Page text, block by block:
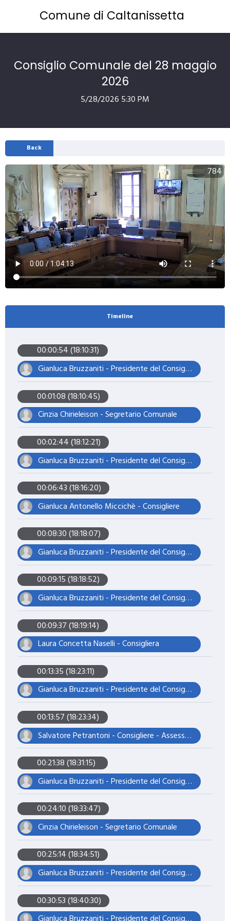
Comune di Caltanissetta
Consiglio Comunale del 28 maggio
2026
5/28/2026 5:30 PM
Back
784
Timeline
00:00:54 (18:10:31)
Gianluca Bruzzaniti - Presidente del Consiglio
00:01:08 (18:10:45)
Cinzia Chirieleison - Segretario Comunale
00:02:44 (18:12:21)
Gianluca Bruzzaniti - Presidente del Consiglio
00:06:43 (18:16:20)
Gianluca Antonello Miccichè - Consigliere
00:08:30 (18:18:07)
Gianluca Bruzzaniti - Presidente del Consiglio
00:09:15 (18:18:52)
Gianluca Bruzzaniti - Presidente del Consiglio
00:09:37 (18:19:14)
Laura Concetta Naselli - Consigliera
00:13:35 (18:23:11)
Gianluca Bruzzaniti - Presidente del Consiglio
00:13:57 (18:23:34)
Salvatore Petrantoni - Consigliere - Assessore
00:21:38 (18:31:15)
Gianluca Bruzzaniti - Presidente del Consiglio
00:24:10 (18:33:47)
Cinzia Chirieleison - Segretario Comunale
00:25:14 (18:34:51)
Gianluca Bruzzaniti - Presidente del Consiglio
00:30:53 (18:40:30)